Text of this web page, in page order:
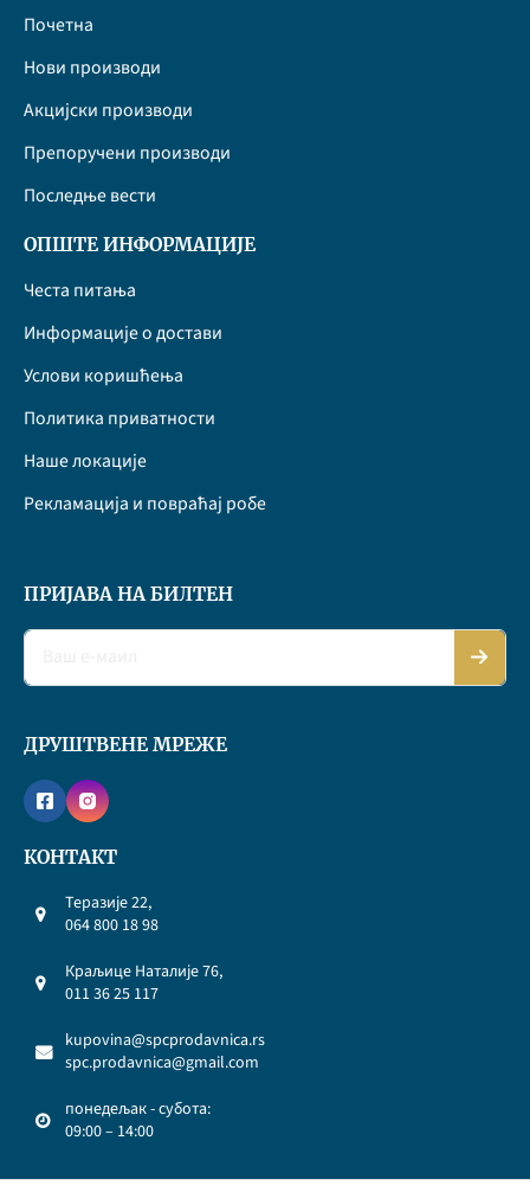
Почетна
Нови производи
Акцијски производи
Препоручени производи
Последње вести
ОПШТЕ ИНФОРМАЦИЈЕ
Честа питања
Информације о достави
Услови коришћења
Политика приватности
Наше локације
Рекламација и повраћај робе
ПРИЈАВА НА БИЛТЕН
ДРУШТВЕНЕ МРЕЖЕ
КОНТАКТ
Теразије 22,
064 800 18 98
Краљице Наталије 76,
011 36 25 117
kupovina@spcprodavnica.rs
spc.prodavnica@gmail.com
понедељак - субота:
09:00 – 14:00